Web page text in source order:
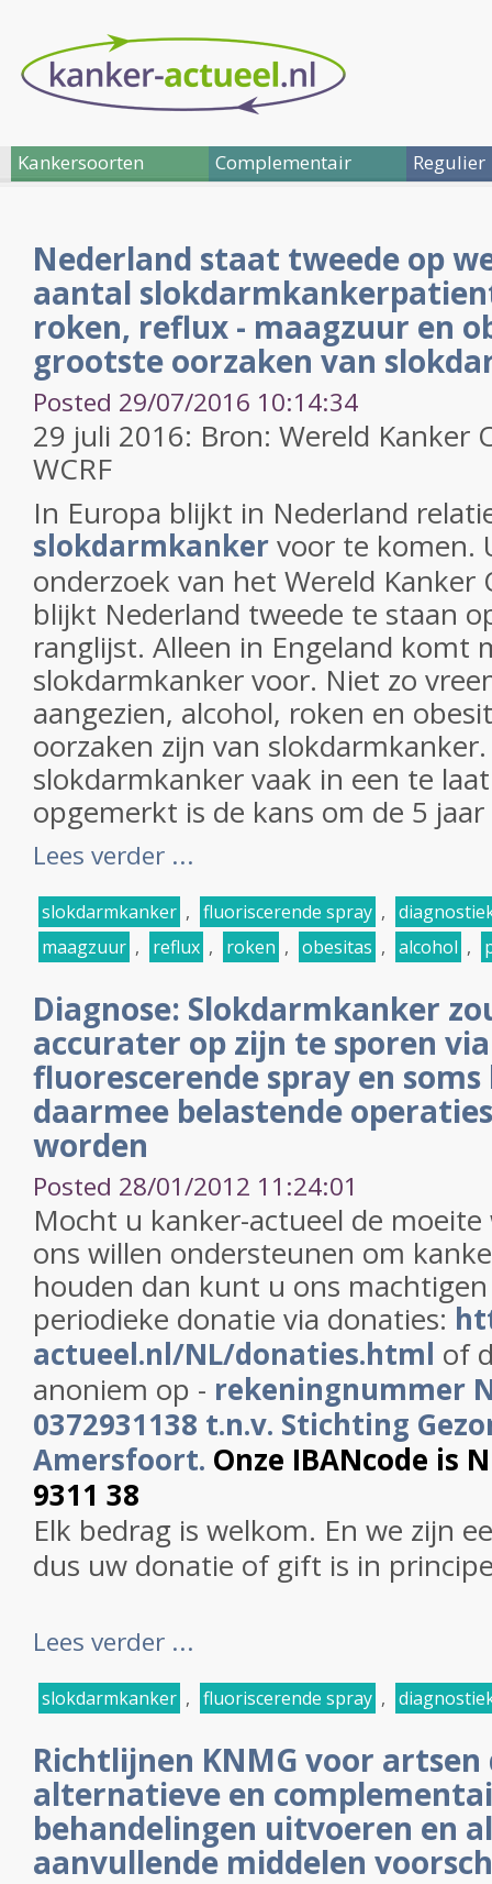
Kankersoorten Complementair Regulier
Nederland staat tweede op
aantal
roken, reflux - maagzuur en
grootste oorzaken van
Posted 29/07/2016 10:14:34
29 juli 2016: Bron: Wereld Kanker
WCRF
In Europa blijkt in Nederland
slokdarmkankervoor te komen.
onderzoek van het Wereld Kanker
blijkt Nederland tweede te staan
ranglijst. Alleen in Engeland komt
slokdarmkanker voor. Niet zo
aangezien, alcohol, roken en
oorzaken zijn van
slokdarmkanker vaak in een te
opgemerkt is de kans om de 5
Lees verder ...
slokdarmkanker , fluoriscerende spray ,
maagzuur , reflux , roken , obesitas , alcohol ,
Diagnose: Slokdarmkanker
accurater op zijn te sporen
fluorescerende spray en
daarmee belastende
worden
Posted 28/01/2012 11:24:01
Mocht u kanker-actueel de
ons willen ondersteunen om
houden dan kunt u ons
periodieke donatie via donaties:
actueel.nl/NL/donaties.html of
anoniem op - rekeningnummer
0372931138 t.n.v. Stichting
Amersfoort. Onze IBANcode is
9311 38
Elk bedrag is welkom. En we zijn
dus uw donatie of gift is in
Lees verder ...
slokdarmkanker , fluoriscerende spray ,
Richtlijnen KNMG voor artsen
alternatieve en
behandelingen uitvoeren en
aanvullende middelen